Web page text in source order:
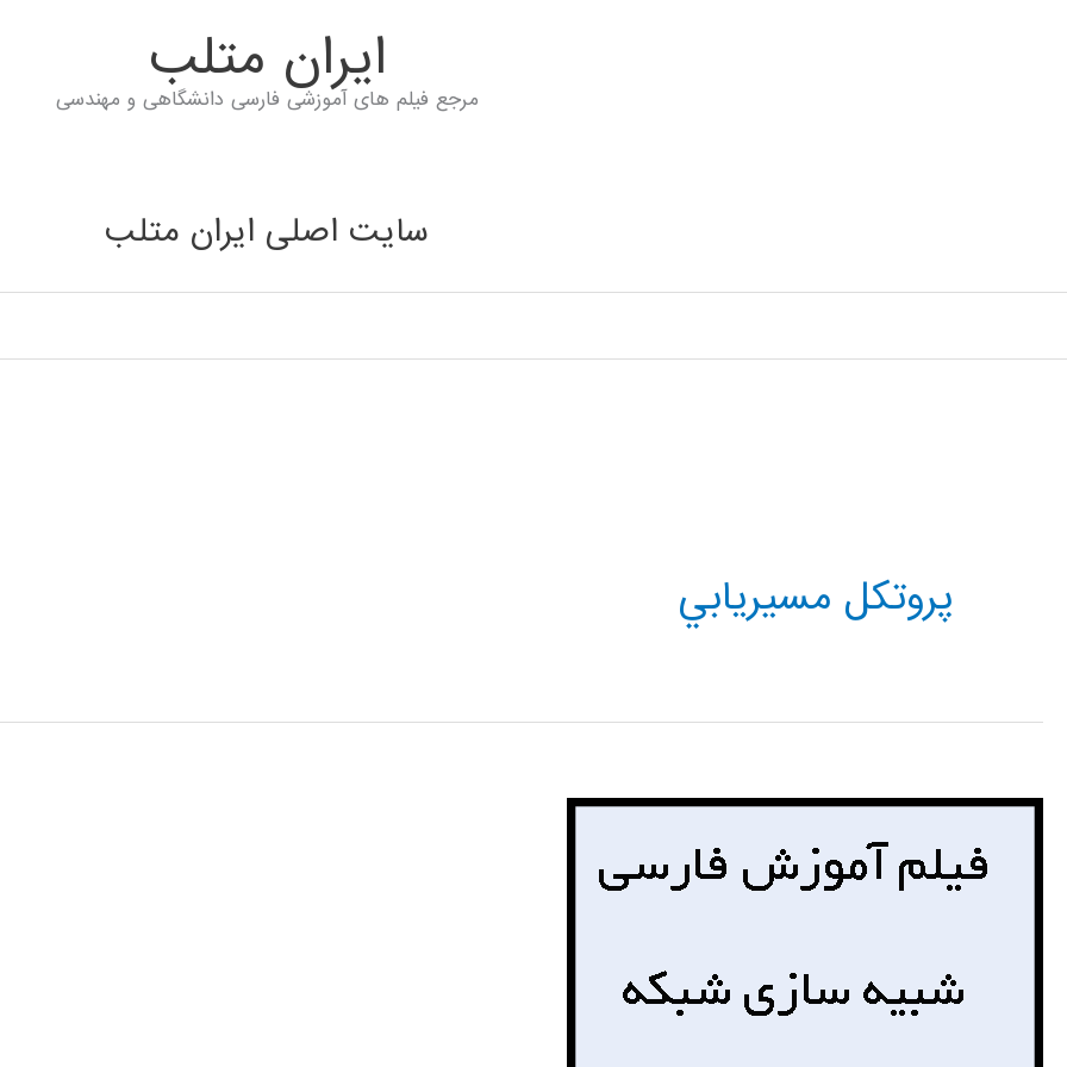
ايران متلب
مرجع فیلم های آموزشی فارسی دانشگاهی و مهندسی
سایت اصلی ایران متلب
پروتكل مسيريابي